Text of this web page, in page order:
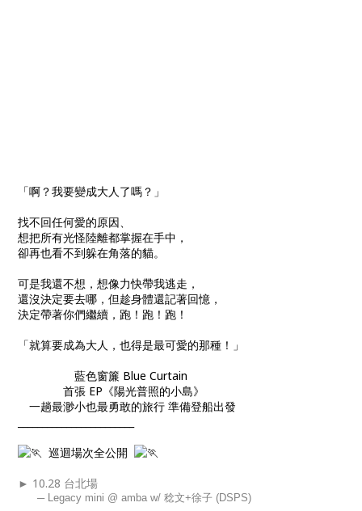
「啊？我要變成大人了嗎？」
找不回任何愛的原因、
想把所有光怪陸離都掌握在手中，
卻再也看不到躲在角落的貓。
可是我還不想，想像力快帶我逃走，
還沒決定要去哪，但趁身體還記著回憶，
決定帶著你們繼續，跑！跑！跑！
「就算要成為大人，也得是最可愛的那種！」
藍色窗簾 Blue Curtain
首張 EP《陽光普照的小島》
一趟最渺小也最勇敢的旅行 準備登船出發
巡迴場次全公開
► 10.28 台北場
─ Legacy mini @ amba w/ 稔文+徐子 (DSPS)